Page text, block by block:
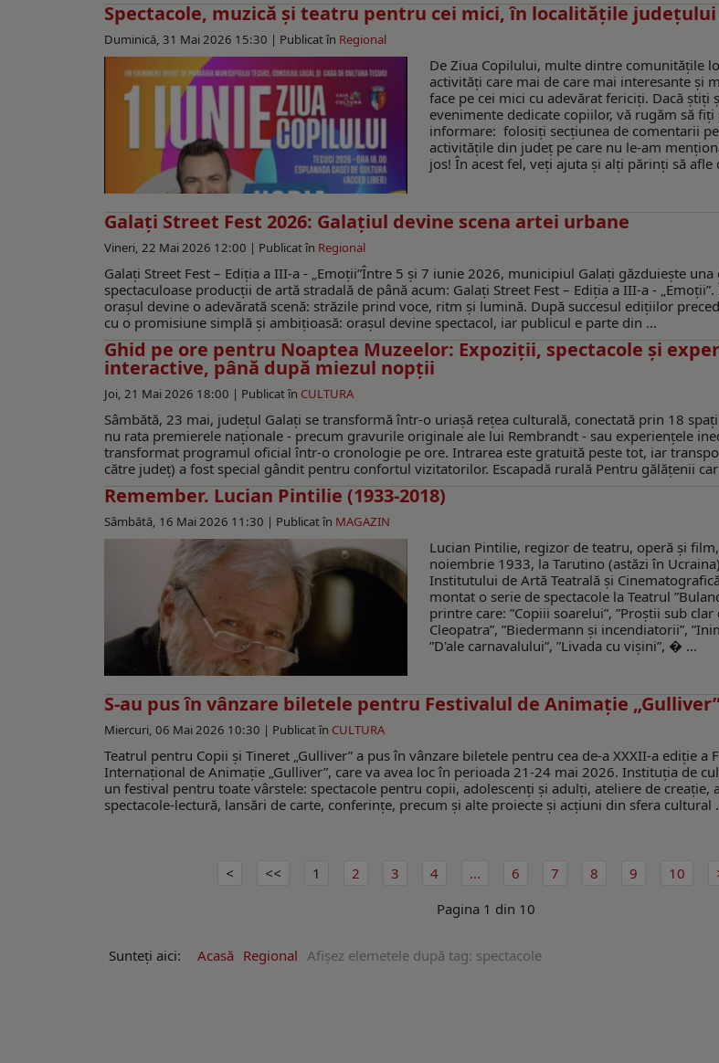
Spectacole, muzică și teatru pentru cei mici, în localităţile
Duminică, 31 Mai 2026 15:30 | Publicat în Regional
De Ziua Copilului, multe dintre comunitățile
activități care mai de care mai interesante și
face pe cei mici cu adevărat fericiți. Dacă ştiţi
evenimente dedicate copiilor, vă rugăm să
informare: folosiți secțiunea de comentarii
activitățile din județ pe care nu le-am
jos! În acest fel, veți ajuta și alți părinți să afle
Galați Street Fest 2026: Galațiul devine scena artei urbane
Vineri, 22 Mai 2026 12:00 | Publicat în Regional
Galați Street Fest – Ediția a III-a - „Emoții”Între 5 și 7 iunie 2026, municipiul Galați găzduiește
spectaculoase producții de artă stradală de până acum: Galați Street Fest – Ediția a III-a -
orașul devine o adevărată scenă: străzile prind voce, ritm și lumină. După succesul edițiilor
cu o promisiune simplă și ambițioasă: orașul devine spectacol, iar publicul e parte din ...
Ghid pe ore pentru Noaptea Muzeelor: Expoziţii, spectacole și
interactive, până după miezul nopții
Joi, 21 Mai 2026 18:00 | Publicat în CULTURA
Sâmbătă, 23 mai, județul Galați se transformă într-o uriașă rețea culturală, conectată prin 18
nu rata premierele naționale - precum gravurile originale ale lui Rembrandt - sau experiențele
transformat programul oficial într-o cronologie pe ore. Intrarea este gratuită peste tot, iar
către județ) a fost special gândit pentru confortul vizitatorilor. Escapadă rurală Pentru gălățenii
Remember. Lucian Pintilie (1933-2018)
Sâmbătă, 16 Mai 2026 11:30 | Publicat în MAGAZIN
Lucian Pintilie, regizor de teatru, operă și
noiembrie 1933, la Tarutino (astăzi în
Institutului de Artă Teatrală și
montat o serie de spectacole la Teatrul
printre care: ”Copiii soarelui”, ”Proștii sub clar
Cleopatra”, ”Biedermann și incendiatorii”,
”D'ale carnavalului”, ”Livada cu vișini”, � ...
S-au pus în vânzare biletele pentru Festivalul de Animație
Miercuri, 06 Mai 2026 10:30 | Publicat în CULTURA
Teatrul pentru Copii și Tineret „Gulliver” a pus în vânzare biletele pentru cea de-a XXXII-a ediție a
Internațional de Animație „Gulliver”, care va avea loc în perioada 21-24 mai 2026. Instituția de
un festival pentru toate vârstele: spectacole pentru copii, adolescenți și adulți, ateliere de creație,
spectacole-lectură, lansări de carte, conferințe, precum și alte proiecte și acțiuni din sfera cultural
1 2 3 4 ... 6 7 8 9
10
Pagina 1 din 10
Sunteți aici: Acasă Regional Afişez elemetele după tag: spectacole